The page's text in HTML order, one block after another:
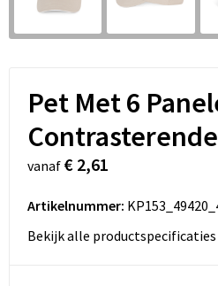
Pet Met 6
vanaf € 2,61
Artikelnummer:
Bekijk alle productspecificaties